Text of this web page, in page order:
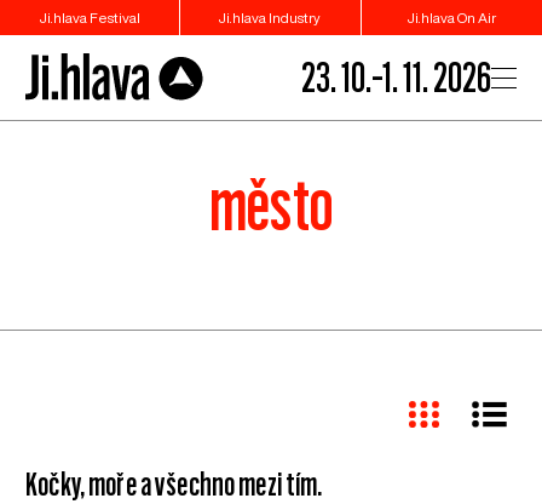
Ji.hlava Festival Ji.hlava Industry Ji.hlava On Air
23. 10.–1. 11. 2026
město
Kočky, moře a všechno mezi tím.